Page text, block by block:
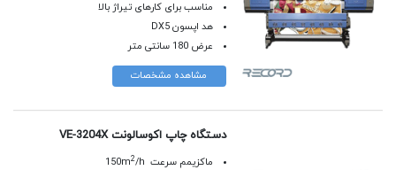
مناسب برای کارهای تیراژ بالا
هد اپسون DX5
عرض 180 سانتی متر
مشاهده مشخصات
دستگاه چاپ اکوسالونت VE-3204X
ماکزیمم سرعت 150m 2/h